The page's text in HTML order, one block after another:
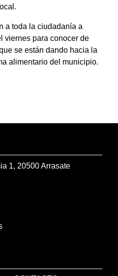
a toda la ciudadanía a
viernes para conocer de
se están dando hacia la
alimentario del municipio.
1, 20500 Arrasate